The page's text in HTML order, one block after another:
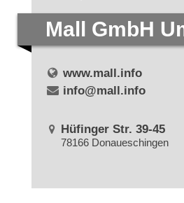
Mall GmbH
www.mall.info
info@mall.info
Hüfinger Str. 39-45
78166 Donaueschingen